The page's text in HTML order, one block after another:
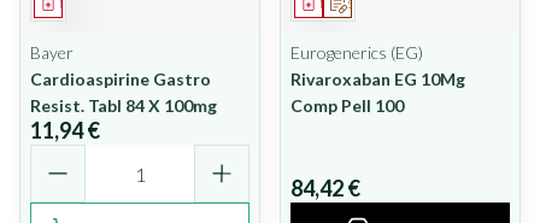
Médicament
Bayer
Cardioaspirine Gastro
Resist. Tabl 84 X 100mg
11,94 €
Sur prescription
Médicament
Eurogenerics (EG)
Rivaroxaban EG 10Mg
Comp Pell 100
84,42 €